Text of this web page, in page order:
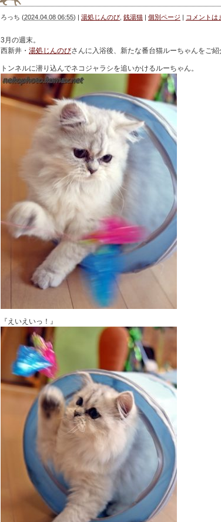
ろっち (2024.04.08 06:55) | 湯処じんのび 銭湯猫 | 個別ページ | コメントは
3月の週末。
西新井・ 湯処じんのびさんに入浴後、新たな番台猫ルーちゃんをご紹
トンネルに潜り込んでネコジャラシを追いかけるルーちゃん。
『えいえいっ！』